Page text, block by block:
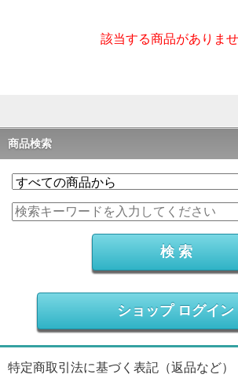
該当する商品がありま
商品検索
ショップ ログイン
特定商取引法に基づく表記（返品など）